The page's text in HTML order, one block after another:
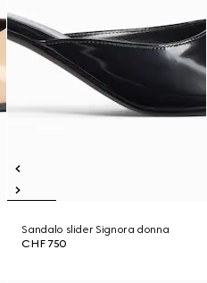
Sandalo slider Signora donna
CHF 750